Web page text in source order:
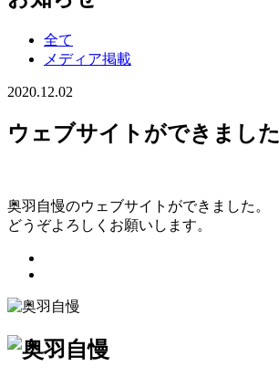
全て
メディア掲載
2020.12.02
ウェブサイトができました
奥羽自慢のウェブサイトができました。
どうぞよろしくお願いします。